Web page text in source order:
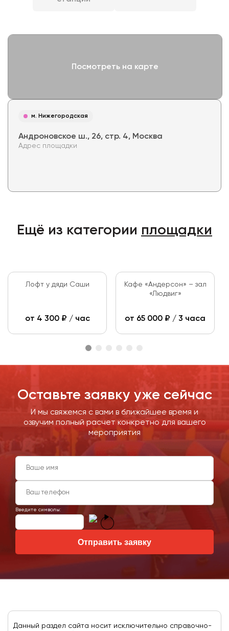
Посмотреть на карте
м. Нижегородская
Андроновское ш., 26, стр. 4, Москва
Адрес площадки
Ещё из категории площадки
Лофт у дяди Саши
от 4 300₽ / час
Кафе «Андерсон» – зал
«Людвиг»
от 65 000 ₽ / 3 часа
Оставьте заявку уже сейчас
И мы свяжемся с вами в ближайшее время и
озвучим полный расчет конкретно для вашего
мероприятия
Введите символы:
Отправить заявку
Данный раздел сайта носит исключительно справочно-